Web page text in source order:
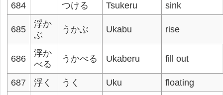
684
つける Tsukeru sink
685
浮か
ぶ
うかぶ Ukabu rise
686
浮か
べる
うかべる Ukaberu fill out
687 浮く うく Uku
floating